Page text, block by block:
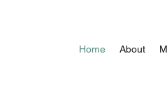
Home About